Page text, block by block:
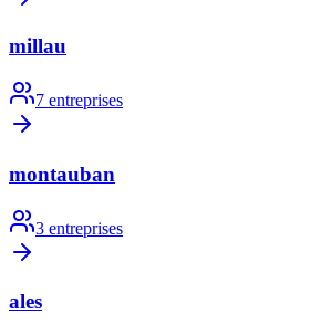
millau
7 entreprises
montauban
3 entreprises
ales